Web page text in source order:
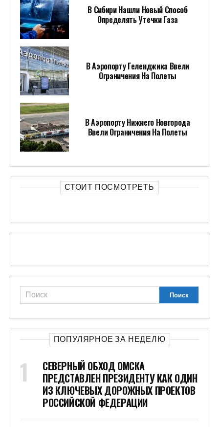
В Сибири Нашли Новый Способ
Определять Утечки Газа
В Аэропорту Геленджика Ввели
Ограничения На Полеты
В Аэропорту Нижнего Новгорода
Ввели Ограничения На Полеты
СТОИТ ПОСМОТРЕТЬ
ПОПУЛЯРНОЕ ЗА НЕДЕЛЮ
СЕВЕРНЫЙ ОБХОД ОМСКА
ПРЕДСТАВЛЕН ПРЕЗИДЕНТУ КАК ОДИН
ИЗ КЛЮЧЕВЫХ ДОРОЖНЫХ ПРОЕКТОВ
РОССИЙСКОЙ ФЕДЕРАЦИИ